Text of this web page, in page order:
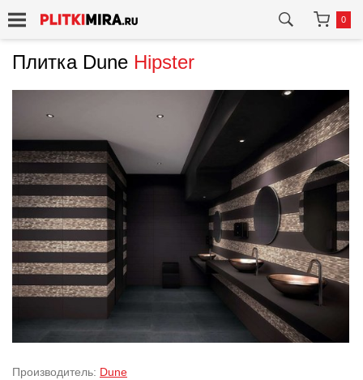
0
Плитка Dune Hipster
Производитель: Dune